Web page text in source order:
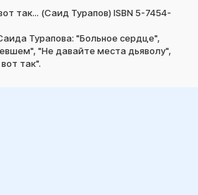
так... (Саид Турапов) ISBN 5-7454-
Турапова: "Больное сердце",
"Не давайте места дьяволу",
так".